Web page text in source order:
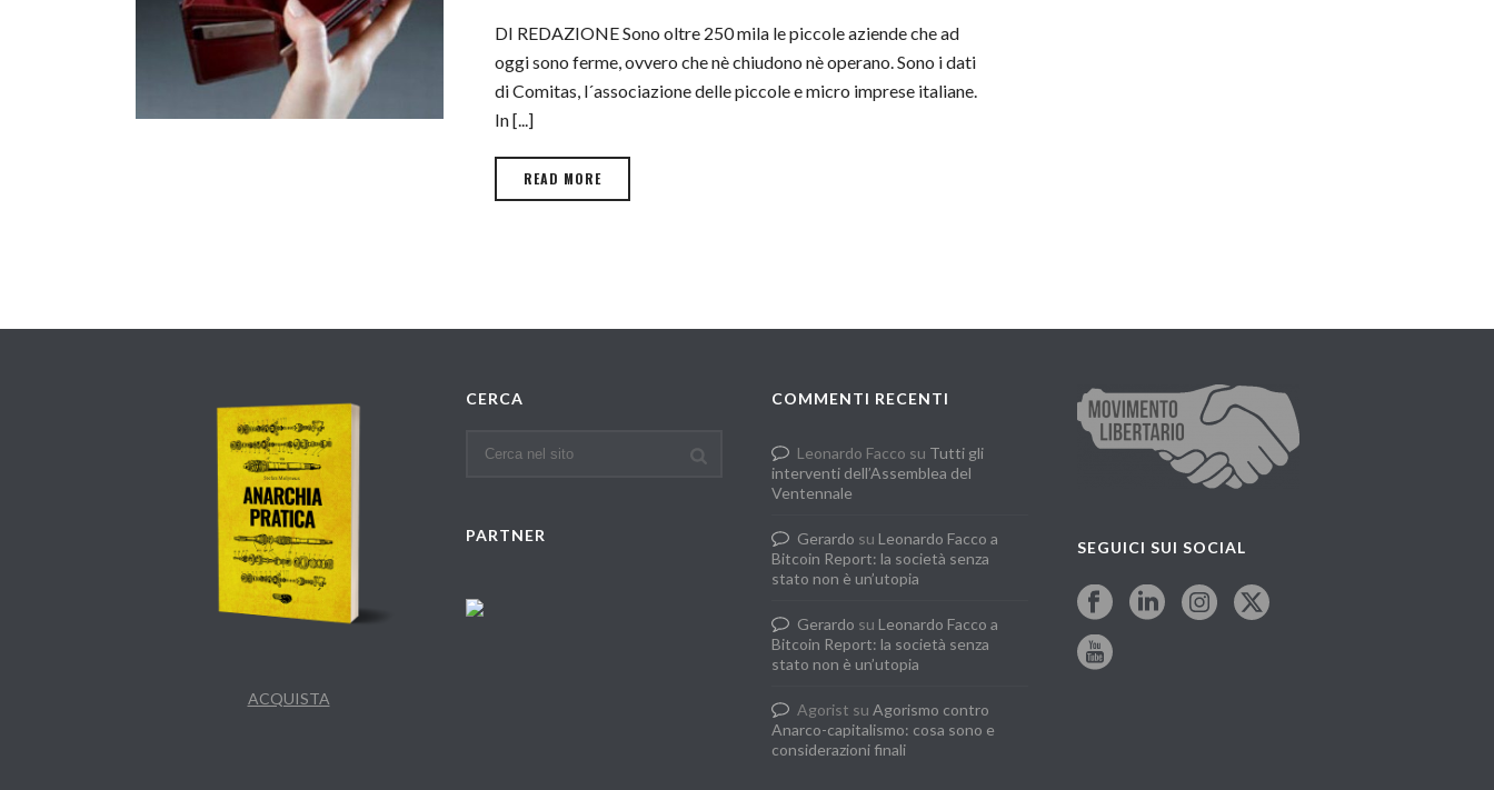
DI REDAZIONE Sono oltre 250 mila le piccole aziende che ad
oggi sono ferme, ovvero che nè chiudono nè operano. Sono i dati
di Comitas, l´associazione delle piccole e micro imprese italiane.
In [...]
READ MORE
ACQUISTA
CERCA
PARTNER
COMMENTI RECENTI
Leonardo Facco su Tutti gli
interventi dell’Assemblea del
Ventennale
Gerardo su Leonardo Facco a
Bitcoin Report: la società senza
stato non è un’utopia
Gerardo su Leonardo Facco a
Bitcoin Report: la società senza
stato non è un’utopia
Agorist su Agorismo contro
Anarco-capitalismo: cosa sono e
considerazioni finali
SEGUICI SUI SOCIAL